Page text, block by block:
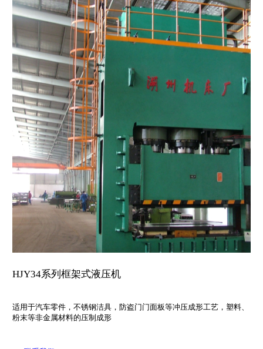
HJY34系列框架式液压机
适用于汽车零件，不锈钢洁具，防盗门门面板等冲压成形工艺，塑料、
粉末等非金属材料的压制成形